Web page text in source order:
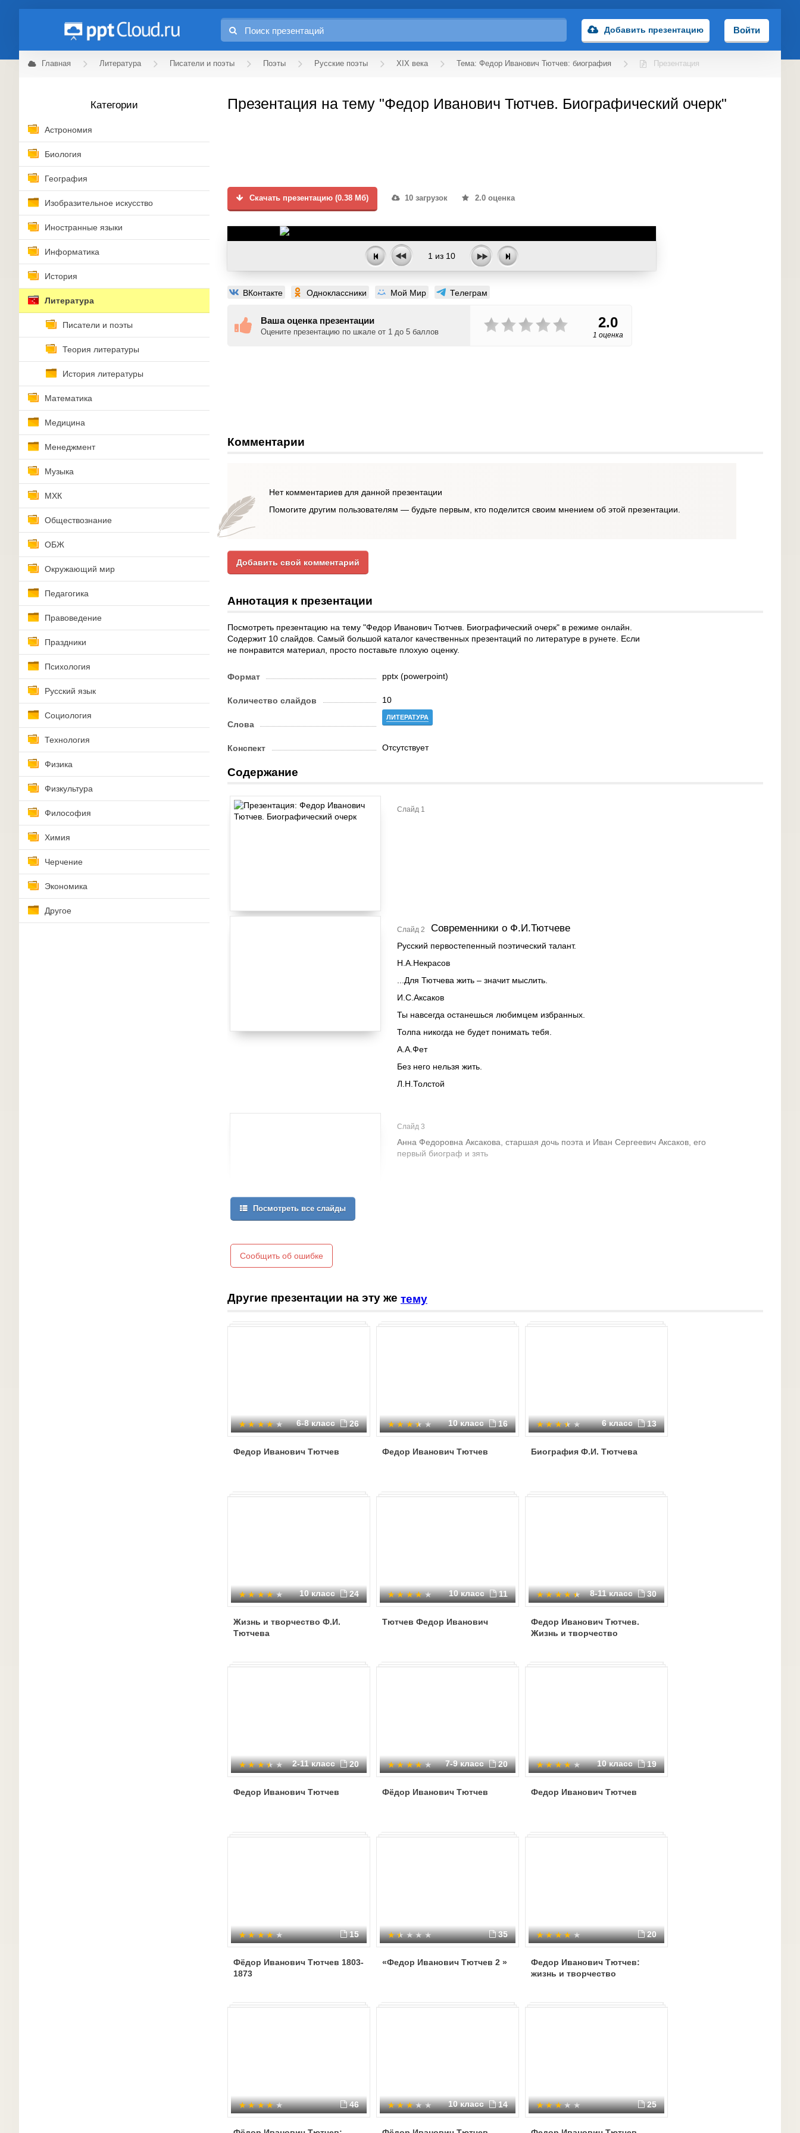
Добавить презентацию Войти
Главная Литература Писатели и поэты Поэты Русские поэты XIX века Тема: Федор Иванович Тютчев: биография Презентация
Категории
Астрономия
Биология
География
Изобразительное искусство
Иностранные языки
Информатика
История
Литература
Писатели и поэты
Теория литературы
История литературы
Математика
Медицина
Менеджмент
Музыка
МХК
Обществознание
ОБЖ
Окружающий мир
Педагогика
Правоведение
Праздники
Психология
Русский язык
Социология
Технология
Физика
Физкультура
Философия
Химия
Черчение
Экономика
Другое
Презентация на тему "Федор Иванович Тютчев. Биографический очерк"
Скачать презентацию (0.38 Мб) 10 загрузок 2.0 оценка
1 из 10
ВКонтакте Одноклассники Мой Мир Телеграм
Ваша оценка презентации
Оцените презентацию по шкале от 1 до 5 баллов
2.0
1 оценка
Комментарии
Нет комментариев для данной презентации
Помогите другим пользователям — будьте первым, кто поделится своим мнением об этой презентации.
Добавить свой комментарий
Аннотация к презентации
Посмотреть презентацию на тему "Федор Иванович Тютчев. Биографический очерк" в режиме онлайн.
Содержит 10 слайдов. Самый большой каталог качественных презентаций по литературе в рунете. Если
не понравится материал, просто поставьте плохую оценку.
Формат pptx (powerpoint)
Количество слайдов 10
Слова
ЛИТЕРАТУРА
Конспект Отсутствует
Содержание
Слайд 1
Слайд 2 Современники о Ф.И.Тютчеве
Русский первостепенный поэтический талант.
Н.А.Некрасов
...Для Тютчева жить – значит мыслить.
И.С.Аксаков
Ты навсегда останешься любимцем избранных.
Толпа никогда не будет понимать тебя.
А.А.Фет
Без него нельзя жить.
Л.Н.Толстой
Слайд 3
Анна Федоровна Аксакова, старшая дочь поэта и Иван Сергеевич Аксаков, его
первый биограф и зять
Посмотреть все слайды
Сообщить об ошибке
Другие презентации на эту же тему
6-8 класс 26
Федор Иванович Тютчев
10 класс 16
Федор Иванович Тютчев
6 класс 13
Биография Ф.И. Тютчева
10 класс 24
Жизнь и творчество Ф.И.
Тютчева
10 класс 11
Тютчев Федор Иванович
8-11 класс 30
Федор Иванович Тютчев.
Жизнь и творчество
2-11 класс 20
Федор Иванович Тютчев
7-9 класс 20
Фёдор Иванович Тютчев
10 класс 19
Федор Иванович Тютчев
15
Фёдор Иванович Тютчев 1803-
1873
35
«Федор Иванович Тютчев 2 »
20
Федор Иванович Тютчев:
жизнь и творчество
46 10 класс 14 25